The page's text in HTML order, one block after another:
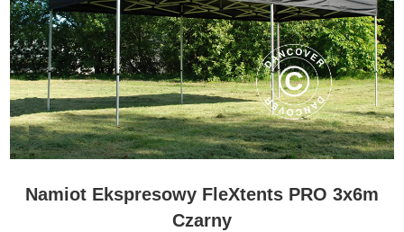
Namiot Ekspresowy FleXtents PRO 3x6m
Czarny